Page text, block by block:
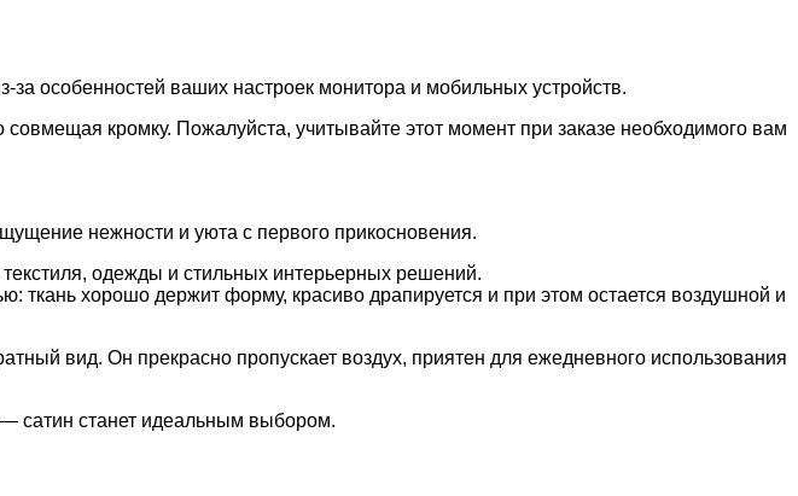
ваших настроек монитора и мобильных устройств.
кромку. Пожалуйста, учитывайте этот момент при заказе необходимого вам
нежности и уюта с первого прикосновения.
одежды и стильных интерьерных решений.
ткань хорошо держит форму, красиво драпируется и при этом остается воздушной и
вид. Он прекрасно пропускает воздух, приятен для ежедневного использования
сатин станет идеальным выбором.